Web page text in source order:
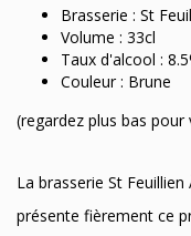
Brasserie : St
Volume : 33cl
Taux d'alcool :
Couleur : Brune
(regardez plus bas
La brasserie St
présente fièrement ce